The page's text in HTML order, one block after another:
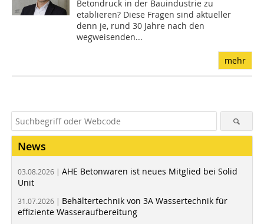
Betondruck in der Bauindustrie zu
etablieren? Diese Fragen sind aktueller
denn je, rund 30 Jahre nach den
wegweisenden...
mehr
News
03.08.2026 | AHE Betonwaren ist neues Mitglied bei Solid
Unit
31.07.2026 | Behältertechnik von 3A Wassertechnik für
effiziente Wasseraufbereitung